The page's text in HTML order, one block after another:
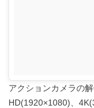
アクションカメラの
HD(1920×1080)、